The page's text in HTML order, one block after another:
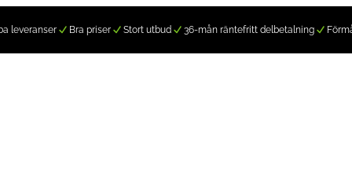
leveranser Bra priser Stort utbud 36-mån räntefritt delbetalning